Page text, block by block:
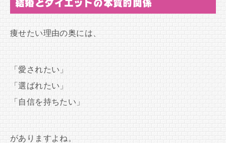
結婚とダイエットの本質的関係
痩せたい理由の奥には、
「愛されたい」
「選ばれたい」
「自信を持ちたい」
がありますよね。